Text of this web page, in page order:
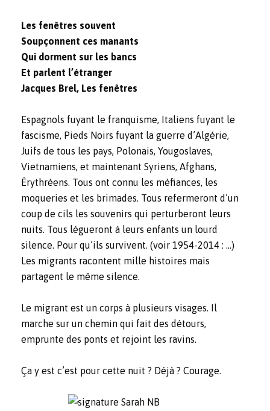
Les fenêtres souvent
Soupçonnent ces manants
Qui dorment sur les bancs
Et parlent l’étranger
Jacques Brel, Les fenêtres
Espagnols fuyant le franquisme, Italiens fuyant le
fascisme, Pieds Noirs fuyant la guerre d’Algérie,
Juifs de tous les pays, Polonais, Yougoslaves,
Vietnamiens, et maintenant Syriens, Afghans,
Érythréens. Tous ont connu les méfiances, les
moqueries et les brimades. Tous refermeront d’un
coup de cils les souvenirs qui perturberont leurs
nuits. Tous lègueront à leurs enfants un lourd
silence. Pour qu’ils survivent. (voir 1954-2014 : …)
Les migrants racontent mille histoires mais
partagent le même silence.
Le migrant est un corps à plusieurs visages. Il
marche sur un chemin qui fait des détours,
emprunte des ponts et rejoint les ravins.
Ça y est c’est pour cette nuit ? Déjà ? Courage.